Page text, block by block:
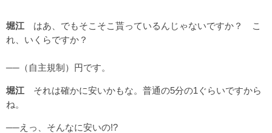
堀江 はあ、でもそこそこ貰っているんじゃないですか？ こ
れ、いくらですか？
──（自主規制）円です。
堀江 それは確かに安いかもな。普通の5分の1ぐらいですから
ね。
──えっ、そんなに安いの!?